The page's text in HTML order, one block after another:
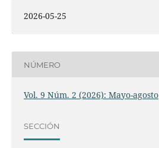
2026-05-25
NÚMERO
Vol. 9 Núm. 2 (2026): Mayo-agosto
SECCIÓN